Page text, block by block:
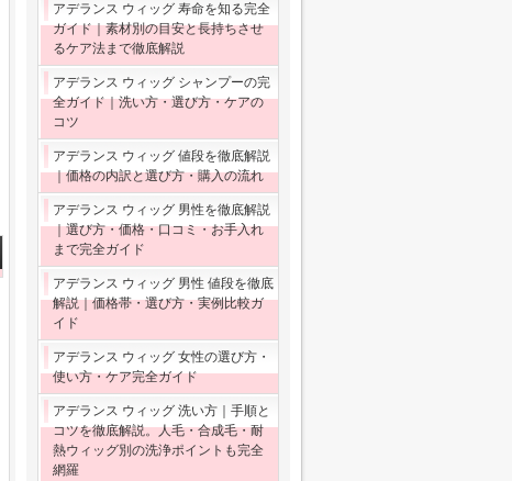
アデランス ウィッグ 寿命を知る完全
ガイド｜素材別の目安と長持ちさせ
るケア法まで徹底解説
アデランス ウィッグ シャンプーの完
全ガイド｜洗い方・選び方・ケアの
コツ
アデランス ウィッグ 値段を徹底解説
｜価格の内訳と選び方・購入の流れ
アデランス ウィッグ 男性を徹底解説
｜選び方・価格・口コミ・お手入れ
まで完全ガイド
アデランス ウィッグ 男性 値段を徹底
解説｜価格帯・選び方・実例比較ガ
イド
アデランス ウィッグ 女性の選び方・
使い方・ケア完全ガイド
アデランス ウィッグ 洗い方｜手順と
コツを徹底解説。人毛・合成毛・耐
熱ウィッグ別の洗浄ポイントも完全
網羅